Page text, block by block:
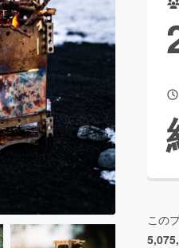
ビューティー・
GoodCAMPFIRE Creation
と納税machi-yaコミュニティ
この